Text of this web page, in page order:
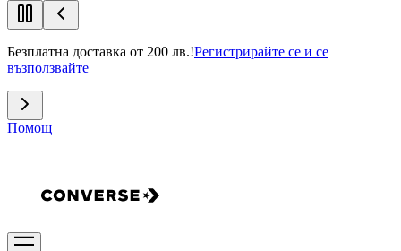
Безплатна доставка от 200 лв.!Регистрирайте се и се
възползвайте
Помощ